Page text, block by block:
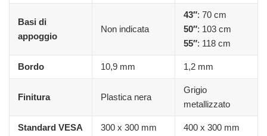
Basi di
appoggio
Non indicata
43″: 70 cm
50″: 103 cm
55″: 118 cm
Bordo 10,9 mm 1,2 mm
Finitura Plastica nera
Grigio
metallizzato
Standard VESA 300 x 300 mm 400 x 300 mm